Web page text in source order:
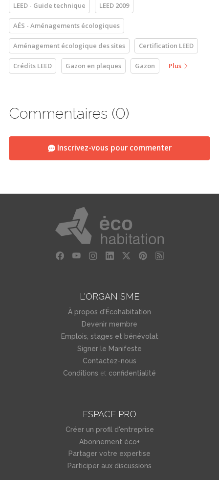
LEED - Guide technique LEED 2009
AÉS - Aménagements écologiques
Aménagement écologique des sites Certification LEED
Crédits LEED Gazon en plaques Gazon Plus
Commentaires (0)
Inscrivez-vous pour commenter
L'ORGANISME
À propos d'Écohabitation
Devenir membre
Emplois, stages et bénévolat
Signer le Manifeste
Contactez-nous
Conditions et confidentialité
ESPACE PRO
Créer un profil d'entreprise
Abonnement éco+
Partager votre expertise
Participer aux discussions